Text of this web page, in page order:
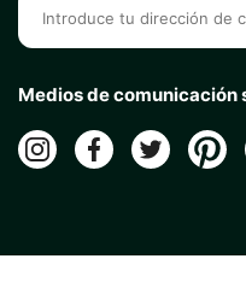
Medios de comunicación